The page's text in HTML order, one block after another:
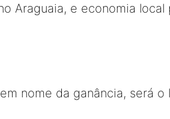
Araguaia, e economia
nome da ganância, será o